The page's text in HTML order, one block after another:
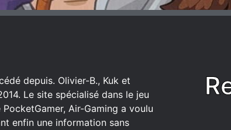
depuis. Olivier-B., Kuk et
Le site spécialisé dans le jeu
Air-Gaming a voulu
enfin une information sans